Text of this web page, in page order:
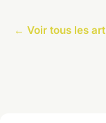
← Voir tous les